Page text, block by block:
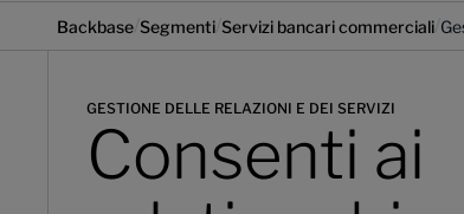
Backbase Segmenti Servizi bancari commerciali
GESTIONE DELLE RELAZIONI E DEI SERVIZI
Consenti ai